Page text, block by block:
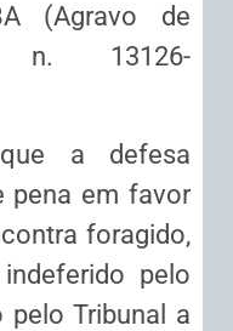
(Agravo de
n. 13126-
a defesa
pena em favor
foragido,
pelo
pelo Tribunal a